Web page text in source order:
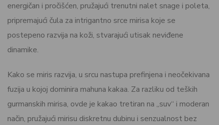
energičan i pročišćen, pružajući trenutni nalet snage i poleta,
pripremajući čula za intrigantno srce mirisa koje se
postepeno razvija na koži, stvarajući utisak neviđene
dinamike.
Kako se miris razvija, u srcu nastupa prefinjena i neočekivana
fuzija u kojoj dominira mahuna kakaa. Za razliku od teških
gurmanskih mirisa, ovde je kakao tretiran na „suv“ i moderan
način, pružajući mirisu diskretnu dubinu i senzualnost bez